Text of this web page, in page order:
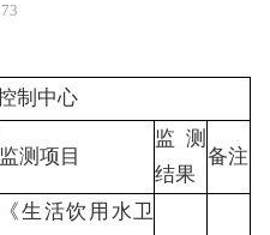
73
制中心
监测项目
监测
结果
备注
《生活饮用水卫